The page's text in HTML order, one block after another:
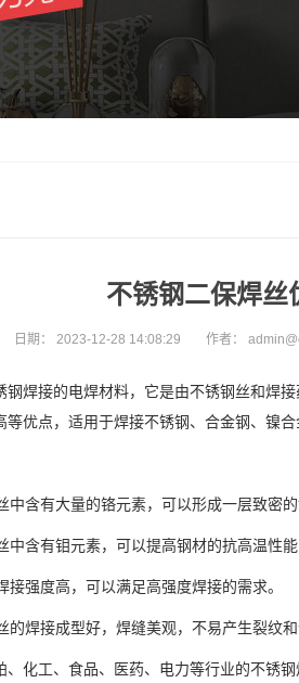
不锈钢二保焊丝
日期：2023-12-28 14:08:29 作者：
接的电焊材料，它是由不锈钢丝和焊接
优点，适用于焊接不锈钢、合金钢、镍合
有大量的铬元素，可以形成一层致密的
有钼元素，可以提高钢材的抗高温性能
强度高，可以满足高强度焊接的需求。
接成型好，焊缝美观，不易产生裂纹和
工、食品、医药、电力等行业的不锈钢